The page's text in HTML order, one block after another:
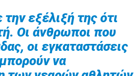
εξέλιξή της ότι
Οι άνθρωποι που
οι εγκαταστάσεις
να